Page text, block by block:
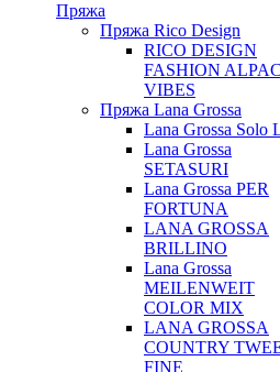
Пряжа
Пряжа Rico Design
RICO DESIGN
FASHION
VIBES
Пряжа Lana Grossa
Lana Grossa Solo
Lana Grossa
SETASURI
Lana Grossa PER
FORTUNA
LANA GROSSA
BRILLINO
Lana Grossa
MEILENWEIT
COLOR MIX
LANA GROSSA
COUNTRY
FINE